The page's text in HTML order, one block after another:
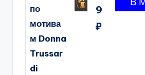
по
мотива
м Donna
Trussar
di
9
₽